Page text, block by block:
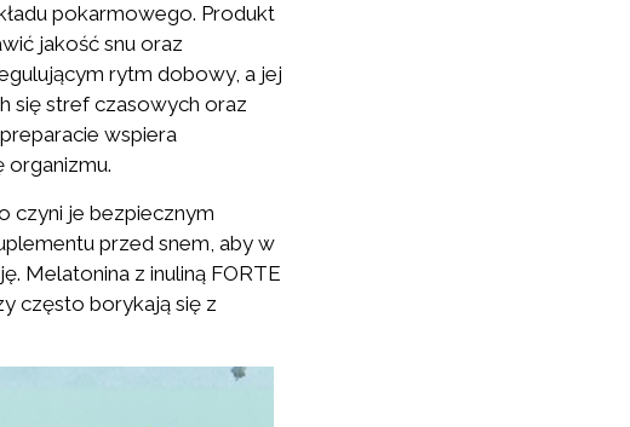
pokarmowego. Produkt
jakość snu oraz
rytm dobowy, a jej
się stref czasowych oraz
wspiera
czyni je bezpiecznym
przed snem, aby w
Melatonina z inuliną FORTE
często borykają się z